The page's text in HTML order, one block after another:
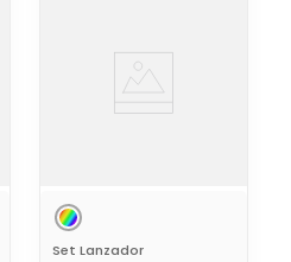
Set Lanzador